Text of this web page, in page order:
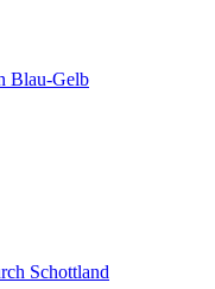
Blau-Gelb
Schottland